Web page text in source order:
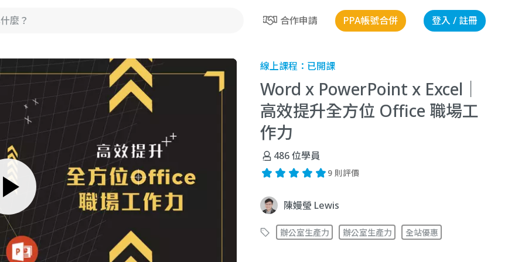
合作申請 PPA帳號合併 登入 / 註冊
線上課程： 已開課
Word x PowerPoint x Excel｜
高效提升全方位 Office 職場工
作力
486位學員
9 則評價
陳嫚瑩 Lewis
辦公室生產力 辦公室生產力 全站優惠